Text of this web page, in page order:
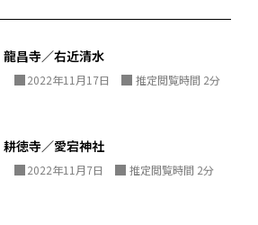
龍昌寺／右近清水
2022年11月17日 推定閲覧時間 2分
耕徳寺／愛宕神社
2022年11月7日 推定閲覧時間 2分